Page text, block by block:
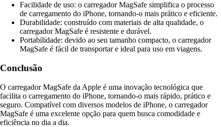
Facilidade de uso: o carregador MagSafe simplifica o processo
de carregamento do iPhone, tornando-o mais prático e eficiente.
Durabilidade: construído com materiais de alta qualidade, o
carregador MagSafe é resistente e durável.
Portabilidade: devido ao seu tamanho compacto, o carregador
MagSafe é fácil de transportar e ideal para uso em viagens.
Conclusão
O carregador MagSafe da Apple é uma inovação tecnológica que
facilita o carregamento do iPhone, tornando-o mais rápido, prático e
seguro. Compatível com diversos modelos de iPhone, o carregador
MagSafe é uma excelente opção para quem busca comodidade e
eficiência no dia a dia.